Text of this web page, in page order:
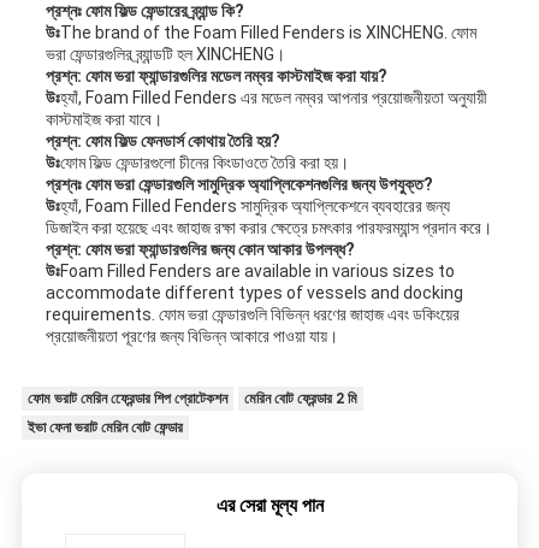
প্রশ্নঃ ফোম ফিল্ড ফেন্ডারের ব্র্যান্ড কি?
উঃThe brand of the Foam Filled Fenders is XINCHENG. ফোম
ভরা ফেন্ডারগুলির ব্র্যান্ডটি হল XINCHENG।
প্রশ্ন: ফোম ভরা ফ্যান্ডারগুলির মডেল নম্বর কাস্টমাইজ করা যায়?
উঃহ্যাঁ, Foam Filled Fenders এর মডেল নম্বর আপনার প্রয়োজনীয়তা অনুযায়ী
কাস্টমাইজ করা যাবে।
প্রশ্ন: ফোম ফিল্ড ফেনডার্স কোথায় তৈরি হয়?
উঃফোম ফিল্ড ফেন্ডারগুলো চীনের কিংডাওতে তৈরি করা হয়।
প্রশ্নঃ ফোম ভরা ফেন্ডারগুলি সামুদ্রিক অ্যাপ্লিকেশনগুলির জন্য উপযুক্ত?
উঃহ্যাঁ, Foam Filled Fenders সামুদ্রিক অ্যাপ্লিকেশনে ব্যবহারের জন্য
ডিজাইন করা হয়েছে এবং জাহাজ রক্ষা করার ক্ষেত্রে চমৎকার পারফরম্যান্স প্রদান করে।
প্রশ্ন: ফোম ভরা ফ্যান্ডারগুলির জন্য কোন আকার উপলব্ধ?
উঃFoam Filled Fenders are available in various sizes to
accommodate different types of vessels and docking
requirements. ফোম ভরা ফেন্ডারগুলি বিভিন্ন ধরণের জাহাজ এবং ডকিংয়ের
প্রয়োজনীয়তা পূরণের জন্য বিভিন্ন আকারে পাওয়া যায়।
ফোম ভরাট মেরিন ফ্রেেন্ডার শিপ প্রোটেকশন
মেরিন বোট ফ্রেন্ডার 2 মি
ইভা ফেনা ভরাট মেরিন বোট ফেন্ডার
এর সেরা মূল্য পান